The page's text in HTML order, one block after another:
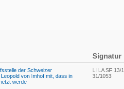
Signatur
der Schweizer
von Imhof mit, dass in
werde
LI LA SF 13/
31/1053